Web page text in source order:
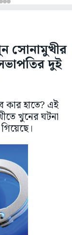
সোনামুখীর
দুই
কার হাতে? এই
খুনের ঘটনা